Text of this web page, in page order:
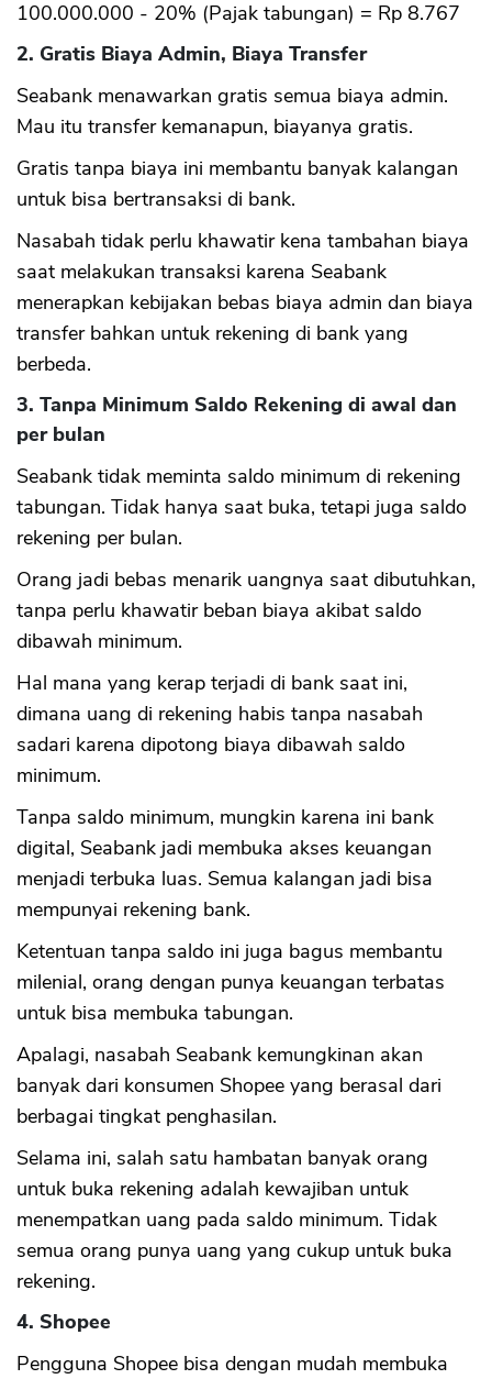
100.000.000 - 20% (Pajak tabungan) = Rp 8.767
2. Gratis Biaya Admin, Biaya Transfer
Seabank menawarkan gratis semua biaya admin.
Mau itu transfer kemanapun, biayanya gratis.
Gratis tanpa biaya ini membantu banyak kalangan
untuk bisa bertransaksi di bank.
Nasabah tidak perlu khawatir kena tambahan biaya
saat melakukan transaksi karena Seabank
menerapkan kebijakan bebas biaya admin dan biaya
transfer bahkan untuk rekening di bank yang
berbeda.
3. Tanpa Minimum Saldo Rekening di awal dan
per bulan
Seabank tidak meminta saldo minimum di rekening
tabungan. Tidak hanya saat buka, tetapi juga saldo
rekening per bulan.
Orang jadi bebas menarik uangnya saat dibutuhkan,
tanpa perlu khawatir beban biaya akibat saldo
dibawah minimum.
Hal mana yang kerap terjadi di bank saat ini,
dimana uang di rekening habis tanpa nasabah
sadari karena dipotong biaya dibawah saldo
minimum.
Tanpa saldo minimum, mungkin karena ini bank
digital, Seabank jadi membuka akses keuangan
menjadi terbuka luas. Semua kalangan jadi bisa
mempunyai rekening bank.
Ketentuan tanpa saldo ini juga bagus membantu
milenial, orang dengan punya keuangan terbatas
untuk bisa membuka tabungan.
Apalagi, nasabah Seabank kemungkinan akan
banyak dari konsumen Shopee yang berasal dari
berbagai tingkat penghasilan.
Selama ini, salah satu hambatan banyak orang
untuk buka rekening adalah kewajiban untuk
menempatkan uang pada saldo minimum. Tidak
semua orang punya uang yang cukup untuk buka
rekening.
4. Shopee
Pengguna Shopee bisa dengan mudah membuka